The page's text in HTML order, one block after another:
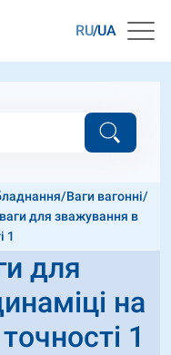
RU UA
/Ваги вагонні/
для зважування в
1
для
на
1